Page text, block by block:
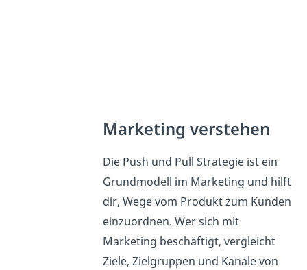
Marketing verstehen
Die Push und Pull Strategie ist ein
Grundmodell im Marketing und hilft
dir, Wege vom Produkt zum Kunden
einzuordnen. Wer sich mit
Marketing beschäftigt, vergleicht
Ziele, Zielgruppen und Kanäle von